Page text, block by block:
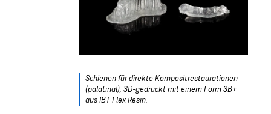
Schienen für direkte Kompositrestaurationen
(palatinal), 3D-gedruckt mit einem Form 3B+
aus IBT Flex Resin.